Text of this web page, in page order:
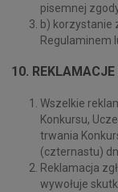
pisemnej
b) korzystanie
Regulaminem
10.
Wszelkie
Konkursu,
trwania
(czternastu)
Reklamacja
wywołuje